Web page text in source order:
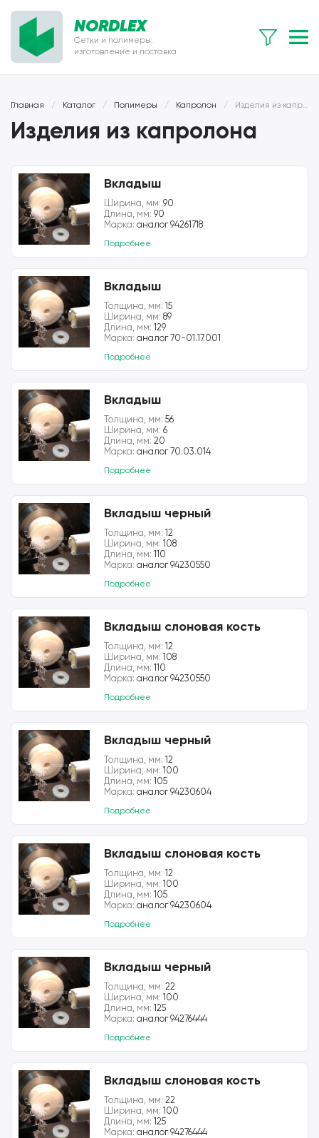
NORDLEX
Сетки и полимеры:
изготовление и поставка
Главная / Каталог / Полимеры / Капролон / Изделия из капролона
Изделия из капролона
Вкладыш
Ширина, мм: 90
Длина, мм: 90
Марка: аналог 94261718
Подробнее
Вкладыш
Толщина, мм: 15
Ширина, мм: 89
Длина, мм: 129
Марка: аналог 70-01.17.001
Подробнее
Вкладыш
Толщина, мм: 56
Ширина, мм: 6
Длина, мм: 20
Марка: аналог 70.03.014
Подробнее
Вкладыш черный
Толщина, мм: 12
Ширина, мм: 108
Длина, мм: 110
Марка: аналог 94230550
Подробнее
Вкладыш слоновая кость
Толщина, мм: 12
Ширина, мм: 108
Длина, мм: 110
Марка: аналог 94230550
Подробнее
Вкладыш черный
Толщина, мм: 12
Ширина, мм: 100
Длина, мм: 105
Марка: аналог 94230604
Подробнее
Вкладыш слоновая кость
Толщина, мм: 12
Ширина, мм: 100
Длина, мм: 105
Марка: аналог 94230604
Подробнее
Вкладыш черный
Толщина, мм: 22
Ширина, мм: 100
Длина, мм: 125
Марка: аналог 94276444
Подробнее
Вкладыш слоновая кость
Толщина, мм: 22
Ширина, мм: 100
Длина, мм: 125
Марка: аналог 94276444